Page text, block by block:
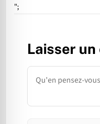
";
Laisser
Commentaire